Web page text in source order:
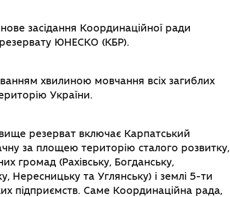
засідання Координаційної ради
ЮНЕСКО (КБР).
хвилиною мовчання всіх загиблих
України.
резерват включає Карпатський
за площею територію сталого розвитку,
громад (Рахівську, Богданську,
Нересницьку та Углянську) і землі 5-ти
підприємств. Саме Координаційна рада,